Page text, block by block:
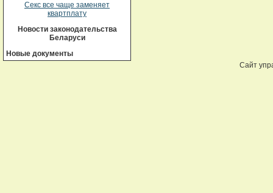
Секс все чаще заменяет
квартплату
Новости законодательства
Беларуси
Новые документы
Сайт